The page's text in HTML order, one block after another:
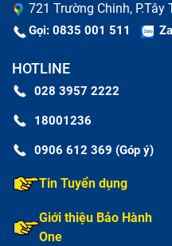
721 Trường Chinh, P.Tây
Gọi: 0835 001 511
HOTLINE
028 3957 2222
18001236
0906 612 369 (Góp ý)
Tin Tuyển dụng
Giới thiệu Bảo Hành
One